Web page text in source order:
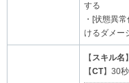
する
・[状態異
けるダメー
【 スキル名
【CT】30秒